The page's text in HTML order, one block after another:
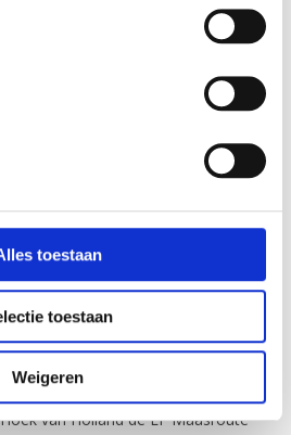
toestaan
toestaan
Weigeren
bij Oostvoorne de LF Maasroute
tot knpt 30 (knpt 01-51-52-53-
29-97-98-64-28-40
Maastricht) tot knpt 94 (knpt
naar Cadzand-Bad:
van Holland de LF Maasroute